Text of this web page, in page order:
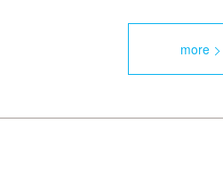
more